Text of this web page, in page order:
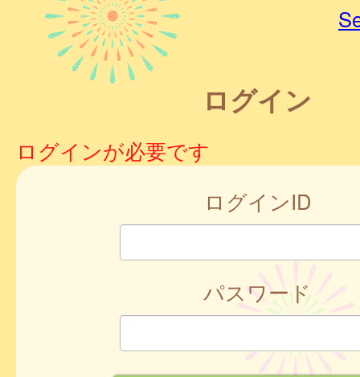
ログイン
ログインが必要です
ログインID
パスワード